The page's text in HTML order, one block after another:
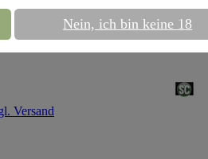
12mg
Versand
Nein, ich bin keine 18